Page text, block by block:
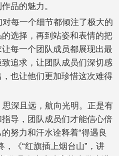
品的魅力。
每一个细节都倾注了极大的
选择，再到站姿和表情的把
每一个团队成员都展现出最
追求，让团队成员们深切感
也让他们更加珍惜这次难得
深且远，航向光明。正是有
导，团队成员们才能信心倍
努力和汗水诠释着“得遇良
，《“红旗插上烟台山”，讲